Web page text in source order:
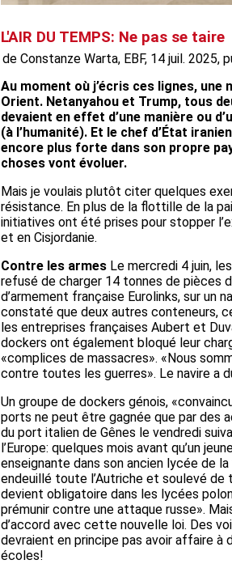
L'AIR DU TEMPS: Ne pas se taire
de Constanze Warta, EBF, 14 juil. 2025,
Au moment où j’écris ces lignes, une
Orient. Netanyahou et Trump, tous
devaient en effet d’une manière ou
(à l’humanité). Et le chef d’État
encore plus forte dans son propre
choses vont évoluer.
Mais je voulais plutôt citer quelques
résistance. En plus de la flottille de la
initiatives ont été prises pour stopper
et en Cisjordanie.
Contre les armes Le mercredi 4 juin,
refusé de charger 14 tonnes de pièces
d’armement française Eurolinks, sur un
constaté que deux autres conteneurs,
les entreprises françaises Aubert et
dockers ont également bloqué leur
«complices de massacres». «Nous
contre toutes les guerres». Le navire a
Un groupe de dockers génois,
ports ne peut être gagnée que par des
du port italien de Gênes le vendredi
l’Europe: quelques mois avant qu’un
enseignante dans son ancien lycée de
endeuillé toute l’Autriche et soulevé de
devient obligatoire dans les lycées
prémunir contre une attaque russe».
d’accord avec cette nouvelle loi. Des
devraient en principe pas avoir affaire à
écoles!